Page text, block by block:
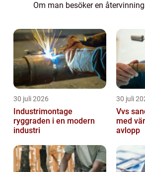
Om man besöker en
guppa runt i vattnet som kan
...
30 juli 2026
Industrimontage
ryggraden i en modern
industri
30 juli
Vvs
med
avlopp